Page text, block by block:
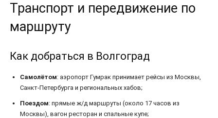
Транспорт и передвижение по
маршруту
Как добраться в Волгоград
Самолётом: аэропорт Гумрак принимает рейсы из Москвы,
Санкт-Петербурга и региональных хабов;
Поездом: прямые ж/д маршруты (около 17 часов из
Москвы), вагон ресторан и спальные купе;